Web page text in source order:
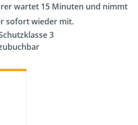
wartet 15 Minuten und nimmt
sofort wieder mit.
3